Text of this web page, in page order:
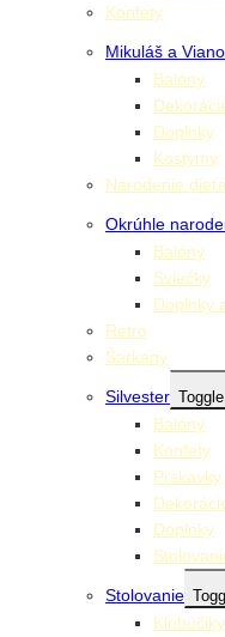
Konfety
Mikuláš a
Balóny
Doplnky
Kostýmy
Narodenie
Okrúhle
Balóny
Sviečky
Doplnky
Retro
Šarkany
Silvester
Balóny
Konfety
Doplnky
Stolovanie
Klobúčiky